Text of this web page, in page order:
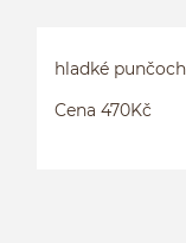
hladké
Cena 470Kč